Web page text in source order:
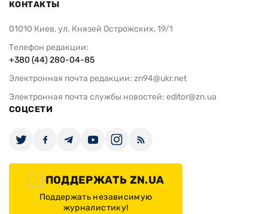
КОНТАКТЫ
01010 Киев, ул. Князей Острожских, 19/1
Телефон редакции:
+380 (44) 280-04-85
Электронная почта редакции: zn94@ukr.net
Электронная почта службы новостей: editor@zn.ua
СОЦСЕТИ
ПОДДЕРЖАТЬ ZN.UA
Поддержать независимую
журналистику!